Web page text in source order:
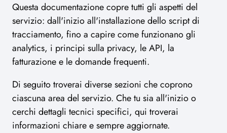
Questa documentazione copre tutti gli aspetti del
servizio: dall'inizio all'installazione dello script di
tracciamento, fino a capire come funzionano gli
analytics, i principi sulla privacy, le API, la
fatturazione e le domande frequenti.
Di seguito troverai diverse sezioni che coprono
ciascuna area del servizio. Che tu sia all'inizio o
cerchi dettagli tecnici specifici, qui troverai
informazioni chiare e sempre aggiornate.